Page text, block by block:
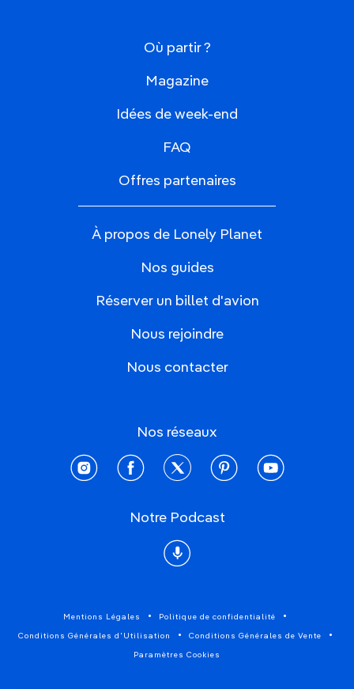
Où partir ?
Magazine
Idées de week-end
FAQ
Offres partenaires
À propos de Lonely Planet
Nos guides
Réserver un billet d'avion
Nous rejoindre
Nous contacter
Nos réseaux
instagramfacebooktwitter pinterestyoutube
Notre Podcast
Podcast
Mentions Légales Politique de confidentialité
Conditions Générales d'Utilisation Conditions Générales de Vente
Paramètres Cookies